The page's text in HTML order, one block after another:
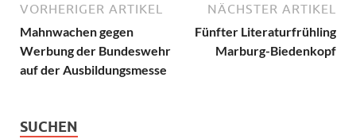
VORHERIGER ARTIKEL
Mahnwachen gegen
Werbung der Bundeswehr
auf der Ausbildungsmesse
NÄCHSTER ARTIKEL
Fünfter Literaturfrühling
Marburg-Biedenkopf
SUCHEN